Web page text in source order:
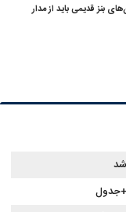
بنز قدیمی باید از مدار